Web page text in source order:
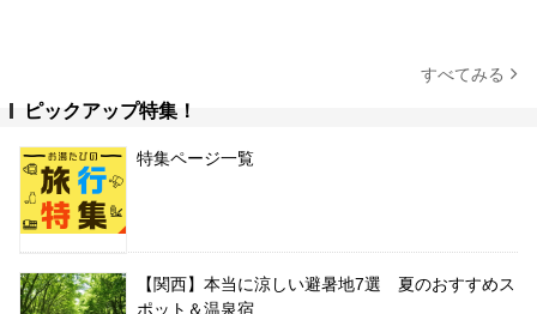
すべてみる
ピックアップ特集！
特集ページ一覧
【関西】本当に涼しい避暑地7選 夏のおすすめス
ポット＆温泉宿